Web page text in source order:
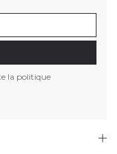
la politique